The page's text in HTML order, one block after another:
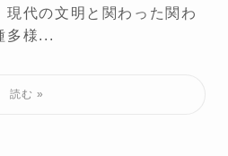
現代の文明と関わった関わ
多様...